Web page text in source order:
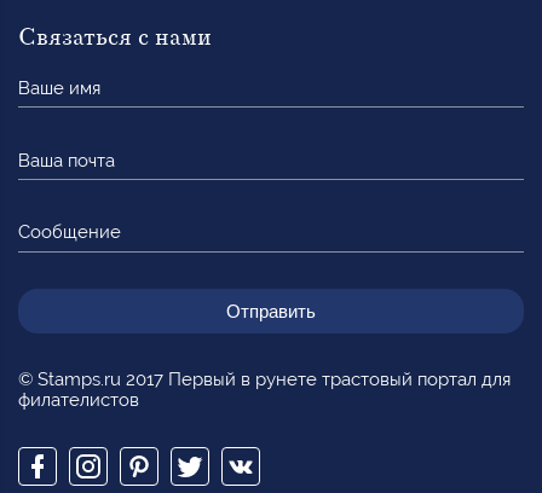
© Stamps.ru 2017 Первый в рунете трастовый портал для
филателистов
Связаться с нами
имя
почта
Сообщение